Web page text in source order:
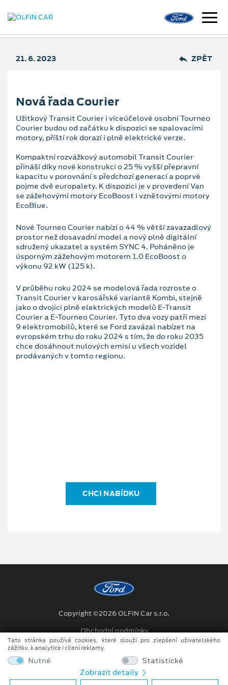
21. 6. 2023 ZPĚT
Nová řada Courier
Užitkový Transit Courier i víceúčelové osobní Tourneo
Courier budou od začátku k dispozici se spalovacími
motory, příští rok dorazí i plně elektrické verze.
Kompaktní rozvážkový automobil Transit Courier
přináší díky nové konstrukci o 25 % vyšší přepravní
kapacitu v porovnání s předchozí generací a poprvé
pojme dvě europalety. K dispozici je v provedení Van
se zážehovými motory EcoBoost i vznětovými motory
EcoBlue.
Nové Tourneo Courier nabízí o 44 % větší zavazadlový
prostor než dosavadní model a nový plně digitální
sdružený ukazatel a systém SYNC 4. Poháněno je
úsporným zážehovým motorem 1.0 EcoBoost o
výkonu 92 kW (125 k).
V průběhu roku 2024 se modelová řada rozroste o
Transit Courier v karosářské variantě Kombi, stejně
jako o dvojici plně elektrických modelů E-Transit
Courier a E-Tourneo Courier. Tyto dva vozy patří mezi
9 elektromobilů, které se Ford zavázal nabízet na
evropském trhu do roku 2024 s tím, že do roku 2035
chce dosáhnout nulových emisí u všech vozidel
prodávaných v tomto regionu.
CHCI NABÍDKU
Copyright ©2026 OLFIN Car s.r.o.
Obchodní podmínky
Ochrana osobních údajů
Prohlášení o zpracování údajů konečných zákazníků
Tato stránka používá cookies, které slouží pro zlepšení uživatelského
zážitku, k analytice i cílení reklamy.
Nutné
Statistické
Zobrazit detaily